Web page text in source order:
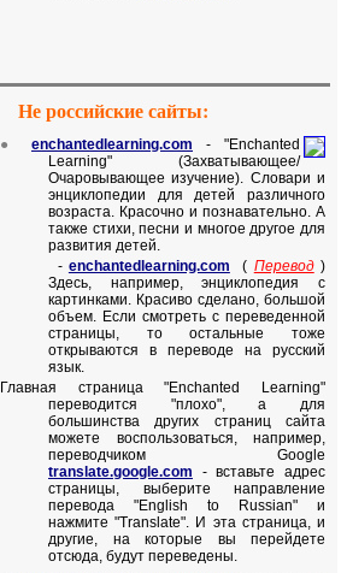
Не российские сайты:
● enchantedlearning.com - "Enchanted
Learning" (Захватывающее/
Очаровывающее изучение). Словари и
энциклопедии для детей различного
возраста. Красочно и познавательно. А
также стихи, песни и многое другое для
развития детей.
- enchantedlearning.com ( Перевод)
Здесь, например,
энциклопедия с
картинками. Красиво сделано, большой
объем. Если смотреть с переведенной
страницы, то остальные тоже
открываются в переводе на русский
язык.
Главная страница "Enchanted Learning"
переводится "плохо", а для
большинства других страниц сайта
можете воспользоваться, например,
переводчиком Google
translate.google.com -вставьте адрес
страницы, выберите направление
перевода "English to Russian" и
нажмите "Translate". И эта страница, и
другие, на которые вы перейдете
отсюда, будут переведены.